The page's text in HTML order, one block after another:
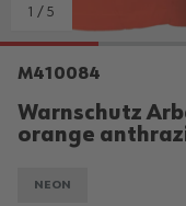
1 / 5
M410084
Warnschutz
orange
NEON